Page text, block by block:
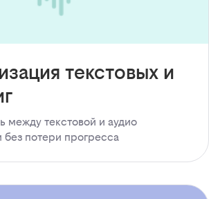
текстовых и
между текстовой и аудио
без потери прогресса